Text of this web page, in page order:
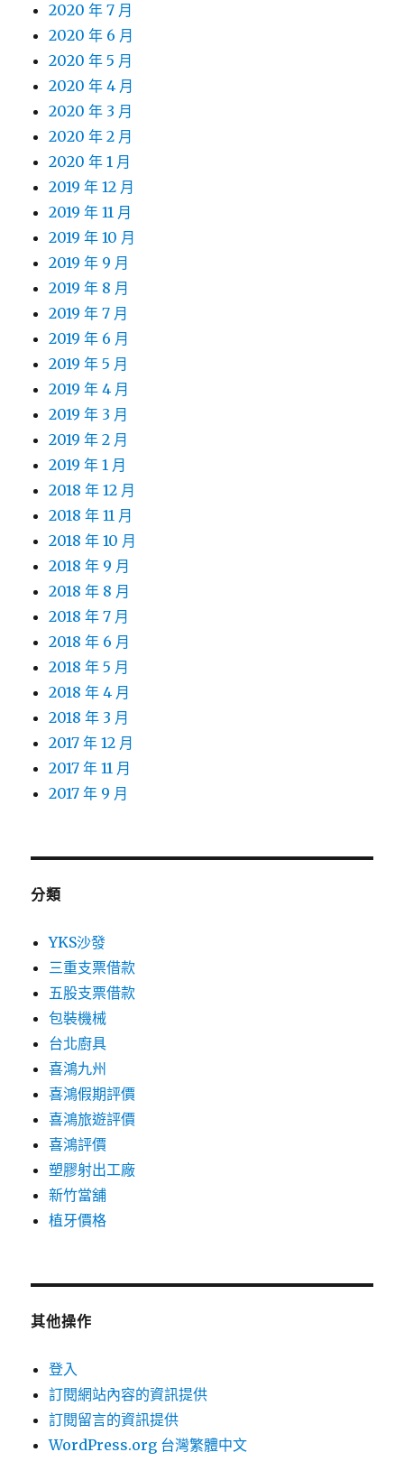
2020 年 7 月
2020 年 6 月
2020 年 5 月
2020 年 4 月
2020 年 3 月
2020 年 2 月
2020 年 1 月
2019 年 12 月
2019 年 11 月
2019 年 10 月
2019 年 9 月
2019 年 8 月
2019 年 7 月
2019 年 6 月
2019 年 5 月
2019 年 4 月
2019 年 3 月
2019 年 2 月
2019 年 1 月
2018 年 12 月
2018 年 11 月
2018 年 10 月
2018 年 9 月
2018 年 8 月
2018 年 7 月
2018 年 6 月
2018 年 5 月
2018 年 4 月
2018 年 3 月
2017 年 12 月
2017 年 11 月
2017 年 9 月
分類
YKS沙發
三重支票借款
五股支票借款
包裝機械
台北廚具
喜鴻九州
喜鴻假期評價
喜鴻旅遊評價
喜鴻評價
塑膠射出工廠
新竹當舖
植牙價格
其他操作
登入
訂閱網站內容的資訊提供
訂閱留言的資訊提供
WordPress.org 台灣繁體中文